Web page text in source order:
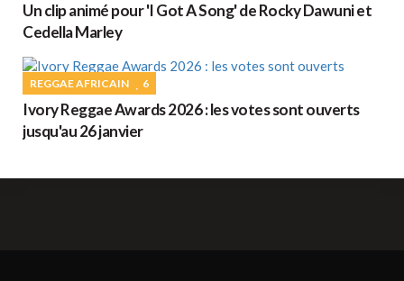
Un clip animé pour 'I Got A Song' de Rocky Dawuni et
Cedella Marley
REGGAE AFRICAIN 6
Ivory Reggae Awards 2026 : les votes sont ouverts
jusqu'au 26 janvier